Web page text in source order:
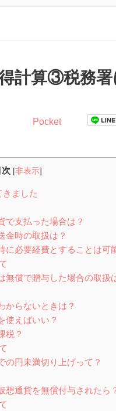
計算③税務
Pocket
次 [非表示]
ました
で支払った場合は？
金時の取扱は？
に必要経費とすることは可
無償で贈与した場合の取扱
からないときは？
使えばいい？
税？
の円未満切り上げって？
想通貨を無償付与されたら